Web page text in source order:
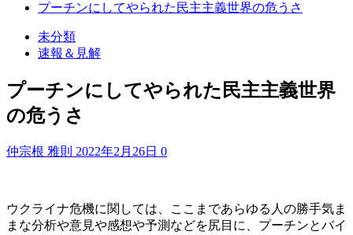
プーチンにしてやられた民主主義世界の危うさ
未分類
速報＆見解
プーチンにしてやられた民主主義世界
の危うさ
仲宗根 雅則 2022年2月26日 0
ウクライナ危機に関しては、ここまであらゆる人の勝手気ま
まな分析や意見や感想や予測などを尻目に、プーチンとバイ